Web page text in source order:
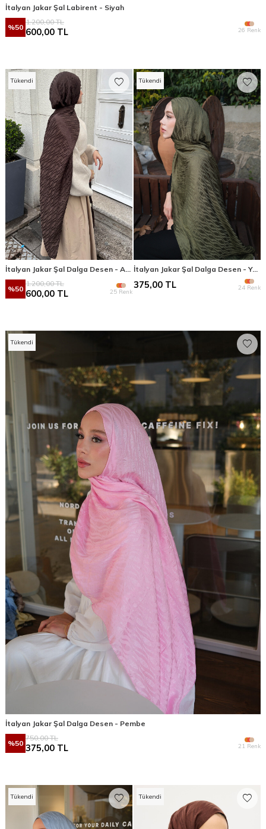
İtalyan Jakar Şal Labirent - Siyah
%50
1.200,00TL
600,00 TL 26 Renk
Tükendi
%50
1.200,00TL
600,00 TL 25 Renk
Tükendi
İtalyan Jakar Şal Dalga Desen - Yeşil
375,00 TL 24 Renk
Tükendi
İtalyan Jakar Şal Dalga Desen - Pembe
%50
750,00TL
375,00 TL 21 Renk
Tükendi Tükendi